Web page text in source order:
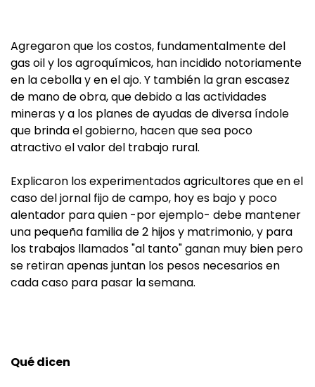
Agregaron que los costos, fundamentalmente del
gas oil y los agroquímicos, han incidido notoriamente
en la cebolla y en el ajo. Y también la gran escasez
de mano de obra, que debido a las actividades
mineras y a los planes de ayudas de diversa índole
que brinda el gobierno, hacen que sea poco
atractivo el valor del trabajo rural.
Explicaron los experimentados agricultores que en el
caso del jornal fijo de campo, hoy es bajo y poco
alentador para quien -por ejemplo- debe mantener
una pequeña familia de 2 hijos y matrimonio, y para
los trabajos llamados "al tanto" ganan muy bien pero
se retiran apenas juntan los pesos necesarios en
cada caso para pasar la semana.
Qué dicen